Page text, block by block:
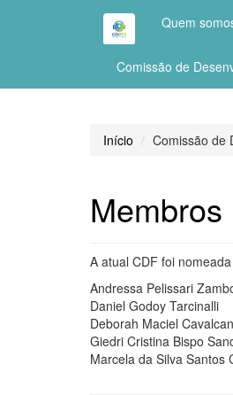
Quem
Comissão de
Início Comissão de
Membros
A atual CDF foi
Andressa Pelissari
Daniel Godoy Tarcinalli
Deborah Maciel
Giedri Cristina Bispo
Marcela da Silva Santos